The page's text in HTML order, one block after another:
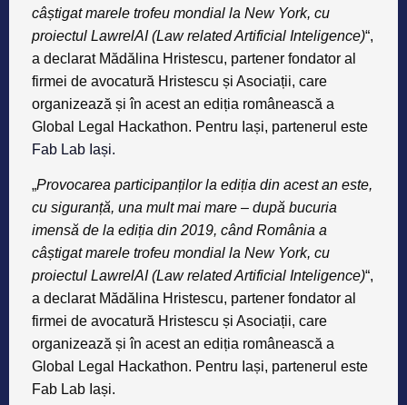
câștigat marele trofeu mondial la New York, cu
proiectul LawrelAI (Law related Artificial Inteligence)“,
a declarat Mădălina Hristescu, partener fondator al
firmei de avocatură Hristescu și Asociații, care
organizează și în acest an ediția românească a
Global Legal Hackathon. Pentru Iași, partenerul este
Fab Lab Iași.
„Provocarea participanților la ediția din acest an este,
cu siguranță, una mult mai mare – după bucuria
imensă de la ediția din 2019, când România a
câștigat marele trofeu mondial la New York, cu
proiectul LawrelAI (Law related Artificial Inteligence)“,
a declaratMădălina Hristescu, partener fondator al
firmei de avocatură Hristescu și Asociații, care
organizează și în acest an ediția românească a
Global Legal Hackathon. Pentru Iași, partenerul este
Fab Lab Iași.